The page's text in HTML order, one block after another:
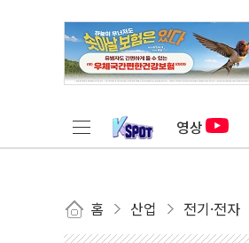
영상
홈 산업 전기·전자